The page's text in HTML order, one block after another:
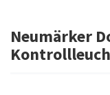
Neumärker